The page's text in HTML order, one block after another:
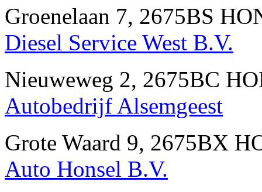
Groenelaan 7, 2675BS
Diesel Service West B.V.
Nieuweweg 2, 2675BC
Autobedrijf Alsemgeest
Grote Waard 9, 2675BX
Auto Honsel B.V.